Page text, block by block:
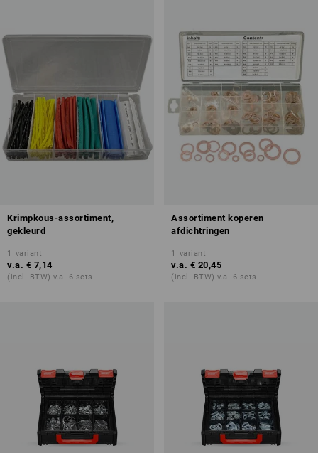
Krimpkous-assortiment,
gekleurd
1 variant
v.a. € 7,14
(incl. BTW) v.a. 6 sets
Assortiment koperen
afdichtringen
1 variant
v.a. € 20,45
(incl. BTW) v.a. 6 sets